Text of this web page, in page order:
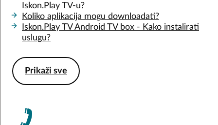
Iskon.Play TV-u?
Koliko aplikacija mogu downloadati?
Iskon.Play TV Android TV box - Kako instalirati
uslugu?
Prikaži sve